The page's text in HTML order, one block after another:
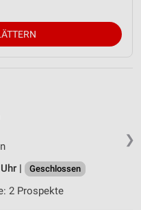
❯
|
Geschlossen
2 Prospekte